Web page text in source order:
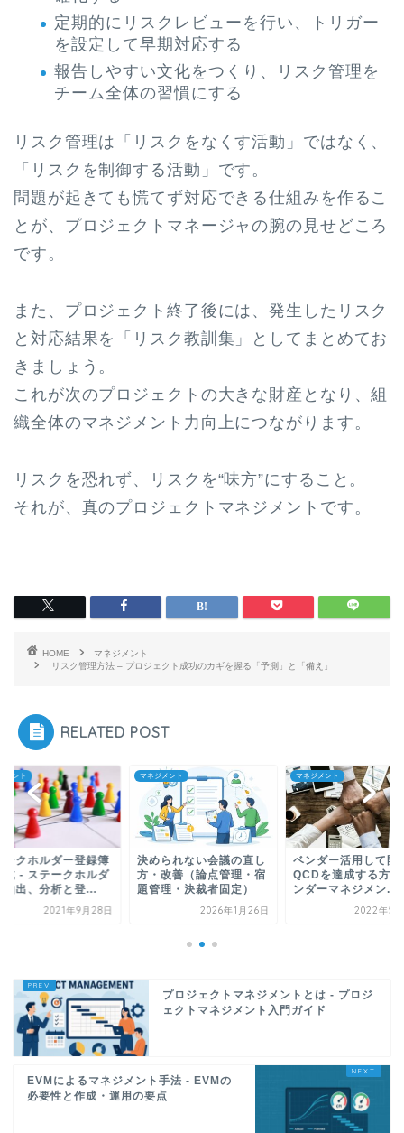
定期的にリスクレビューを行い、トリガー
を設定して早期対応する
報告しやすい文化をつくり、リスク管理を
チーム全体の習慣にする
リスク管理は「リスクをなくす活動」ではなく、
「リスクを制御する活動」です。
問題が起きても慌てず対応できる仕組みを作るこ
とが、プロジェクトマネージャの腕の見せどころ
です。
また、プロジェクト終了後には、発生したリスク
と対応結果を「リスク教訓集」としてまとめてお
きましょう。
これが次のプロジェクトの大きな財産となり、組
織全体のマネジメント力向上につながります。
リスクを恐れず、リスクを“味方”にすること。
それが、真のプロジェクトマネジメントです。
HOME
マネジメント
リスク管理方法 – プロジェクト成功のカギを握る「予測」と「備え」
RELATED POST
メント
ークホルダー登録簿
成 - ステークホルダ
抽出、分析と登...
2021年9月28日
マネジメント
決められない会議の直し
方・改善（論点管理・宿
題管理・決裁者固定）
2026年1月26日
マネジメント
ベンダー活用して開
QCDを達成する方
ンダーマネジメン...
2022年5
プロジェクトマネジメントとは - プロジ
ェクトマネジメント入門ガイド
EVMによるマネジメント手法 - EVMの
必要性と作成・運用の要点